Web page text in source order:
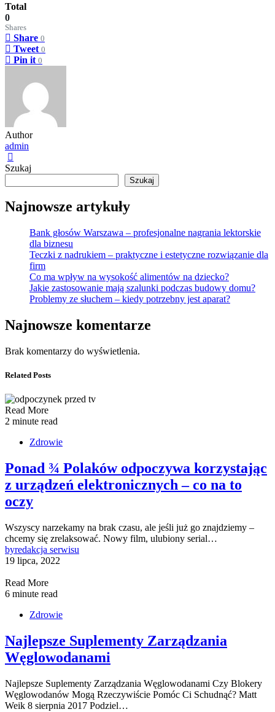
Total
0
Shares
Share 0
Tweet 0
Pin it 0
Author
admin
Szukaj
Szukaj
Najnowsze artykuły
Bank głosów Warszawa – profesjonalne nagrania lektorskie
dla biznesu
Teczki z nadrukiem – praktyczne i estetyczne rozwiązanie dla
firm
Co ma wpływ na wysokość alimentów na dziecko?
Jakie zastosowanie mają szalunki podczas budowy domu?
Problemy ze słuchem – kiedy potrzebny jest aparat?
Najnowsze komentarze
Brak komentarzy do wyświetlenia.
Related Posts
Read More
2 minute read
Zdrowie
Ponad ¾ Polaków odpoczywa korzystając
z urządzeń elektronicznych – co na to
oczy
Wszyscy narzekamy na brak czasu, ale jeśli już go znajdziemy –
chcemy się zrelaksować. Nowy film, ulubiony serial…
byredakcja serwisu
19 lipca, 2022
Read More
6 minute read
Zdrowie
Najlepsze Suplementy Zarządzania
Węglowodanami
Najlepsze Suplementy Zarządzania Węglowodanami Czy Blokery
Węglowodanów Mogą Rzeczywiście Pomóc Ci Schudnąć? Matt
Weik 8 sierpnia 2017 Podziel…